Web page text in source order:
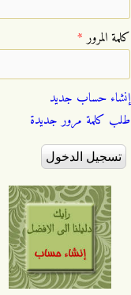
‏كلمة المرور ‏*
إنشاء حساب جديد
طلب كلمة مرور جديدة